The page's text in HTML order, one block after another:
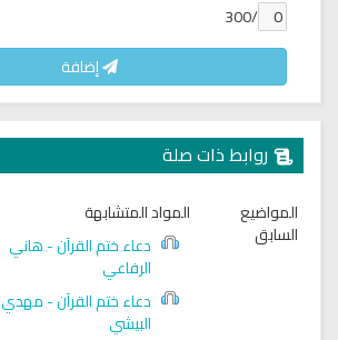
/300
إضافة
روابط ذات صلة
المواضيع
السابق
المواد المتشابهة
دعاء ختم القرآن - هاني
الرفاعي
دعاء ختم القرآن - مهدي
البيشي